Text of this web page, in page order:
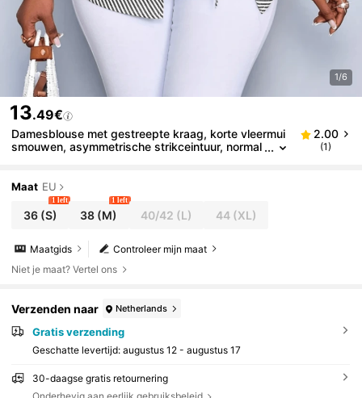
1/6
13.49€
Damesblouse met gestreepte kraag, korte vleermui
smouwen, asymmetrische strikceintuur, normal
2.00
(1)
Maat EU
36(S)
1 left
38 (M)
1 left
40/42 (L) 44(XL)
Controleer mijn maat
Maatgids
Niet je maat? Vertel ons
Verzenden naar Netherlands
Gratis verzending
Geschatte levertijd: augustus 12 - augustus 17
30-daagse gratis retournering